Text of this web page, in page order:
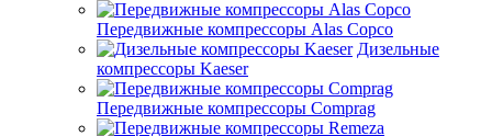
Передвижные компрессоры Alas Copco
Дизельные
компрессоры Kaeser
Передвижные компрессоры Comprag